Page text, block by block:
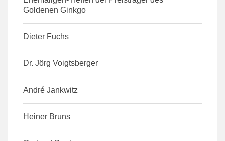
Goldenen Ginkgo
Dieter Fuchs
Dr. Jörg Voigtsberger
André Jankwitz
Heiner Bruns